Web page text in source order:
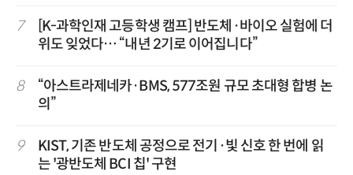
7
[K-과학인재 고등학생 캠프] 반도체·바이오 실험에 더
위도 잊었다… “내년 2기로 이어집니다”
8
“아스트라제네카·BMS, 577조원 규모 초대형 합병 논
의”
9
KIST, 기존 반도체 공정으로 전기·빛 신호 한 번에 읽
는 '광반도체 BCI 칩' 구현